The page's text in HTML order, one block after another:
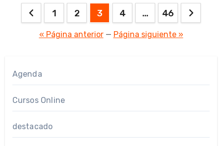
Paginación
1 2 3 4 … 46
« Página anterior— Página siguiente »
Agenda
Cursos Online
destacado